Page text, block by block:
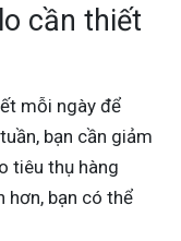
cần thiết
mỗi ngày để
bạn cần giảm
tiêu thụ hàng
hơn, bạn có thể